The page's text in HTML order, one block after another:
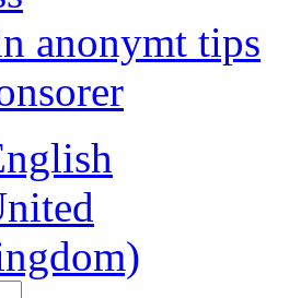
anonymt tips